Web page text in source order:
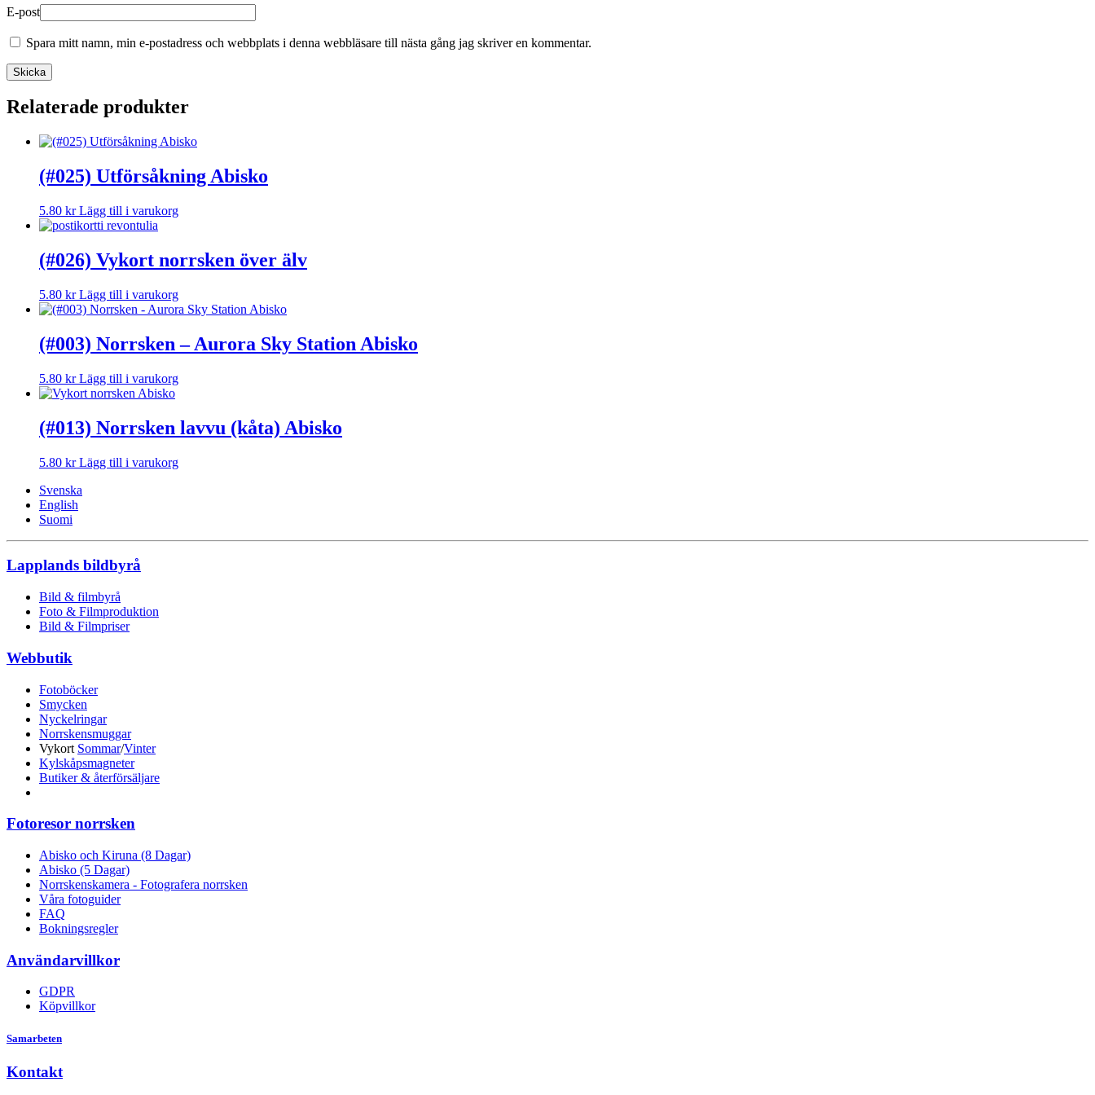
E-post
Spara mitt namn, min e-postadress och webbplats i denna webbläsare till nästa gång jag skriver en kommentar.
Relaterade produkter
(#025) Utförsåkning Abisko
5.80 kr Lägg till i varukorg
(#026) Vykort norrsken över älv
5.80 kr Lägg till i varukorg
(#003) Norrsken – Aurora Sky Station Abisko
5.80 kr Lägg till i varukorg
(#013) Norrsken lavvu (kåta) Abisko
5.80 kr Lägg till i varukorg
Svenska
English
Suomi
Lapplands bildbyrå
Bild & filmbyrå
Foto & Filmproduktion
Bild & Filmpriser
Webbutik
Fotoböcker
Smycken
Nyckelringar
Norrskensmuggar
Vykort Sommar/Vinter
Kylskåpsmagneter
Butiker & återförsäljare
Fotoresor norrsken
Abisko och Kiruna (8 Dagar)
Abisko (5 Dagar)
Norrskenskamera - Fotografera norrsken
Våra fotoguider
FAQ
Bokningsregler
Användarvillkor
GDPR
Köpvillkor
Samarbeten
Kontakt